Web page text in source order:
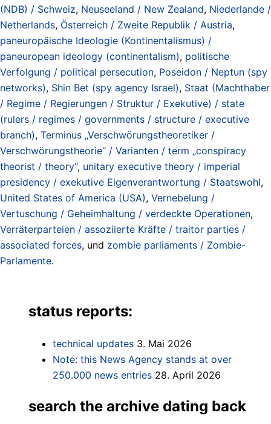
(NDB) / Schweiz, Neuseeland / New Zealand, Niederlande /
Netherlands, Österreich / Zweite Republik / Austria,
paneuropäische Ideologie (Kontinentalismus) /
paneuropean ideology (continentalism), politische
Verfolgung / political persecution, Poseidon / Neptun (spy
networks), Shin Bet (spy agency Israel), Staat (Machthaber
/ Regime / Regierungen / Struktur / Exekutive) / state
(rulers / regimes / governments / structure / executive
branch), Terminus „Verschwörungstheoretiker /
Verschwörungstheorie“ / Varianten / term „conspiracy
theorist / theory“, unitary executive theory / imperial
presidency / exekutive Eigenverantwortung / Staatswohl,
United States of America (USA), Vernebelung /
Vertuschung / Geheimhaltung / verdeckte Operationen,
Verräterparteien / assoziierte Kräfte / traitor parties /
associated forces, und zombie parliaments / Zombie-
Parlamente.
status reports:
technical updates 3. Mai 2026
Note: this News Agency stands at over
250.000 news entries 28. April 2026
search the archive dating back